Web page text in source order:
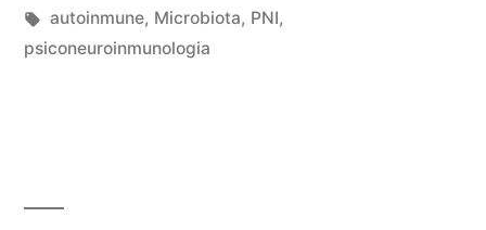
en
Etiquetas:
autoinmune, Microbiota, PNI,
psiconeuroinmunologia